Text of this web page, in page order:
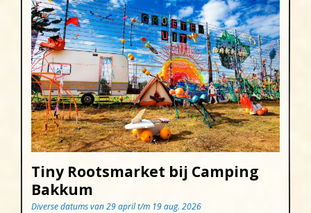
Tiny Rootsmarket bij Camping
Bakkum
Diverse datums van 29 april t/m 19 aug. 2026